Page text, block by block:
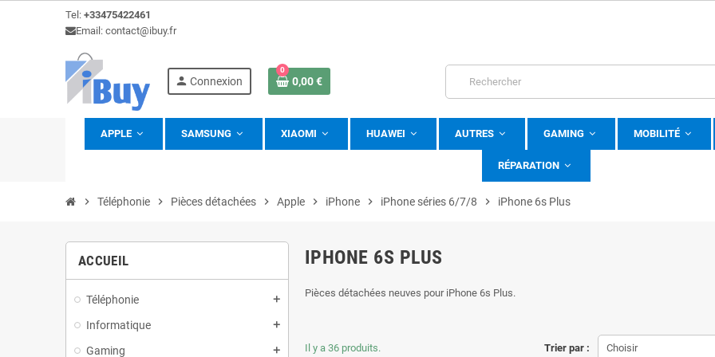
Tel: +33475422461
Email: contact@ibuy.fr
person Connexion
0
0,00 €
view_headline
APPLE SAMSUNG XIAOMI HUAWEI AUTRES GAMING MOBILITÉ
RÉPARATION
chevron_right Téléphonie chevron_right Pièces détachées chevron_right Apple chevron_right iPhone chevron_right iPhone séries 6/7/8 chevron_right iPhone 6s Plus
ACCUEIL
Téléphonie add
Informatique add
Gaming add
IPHONE 6S PLUS
Pièces détachées neuves pour iPhone 6s Plus.
Trier par : Choisir
Il y a 36 produits.